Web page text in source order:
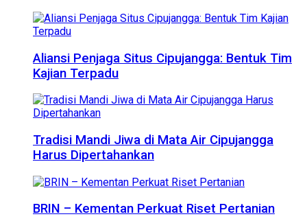
Aliansi Penjaga Situs Cipujangga: Bentuk Tim
Kajian Terpadu
Tradisi Mandi Jiwa di Mata Air Cipujangga
Harus Dipertahankan
BRIN – Kementan Perkuat Riset Pertanian